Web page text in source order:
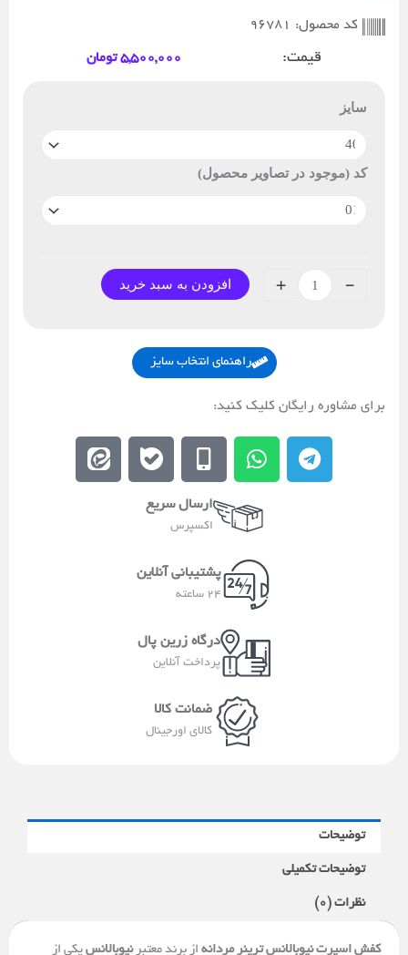
کد محصول: 96781
قیمت: 5,500,000 تومان
سایز
کد (موجود در تصاویر محصول)
-
اسپرت
ترینر
مردانه
+ افزودن به سبد خرید
راهنمای انتخاب سایز
برای مشاوره رایگان کلیک کنید:
T
e
W
h
t
s
a
p
p
M
o
i
-
l
t
E
b
l
E
e
ارسال سریع
اکسپرس
پشتیبانی آنلاین
24 ساعته
درگاه زرین پال
پرداخت آنلاین
ضمانت کالا
کالای اورجینال
توضیحات
توضیحات تکمیلی
نظرات (0)
کفش اسپرت نیوبالانس ترینر مردانه از برند معتبرنیوبالانس یکی از